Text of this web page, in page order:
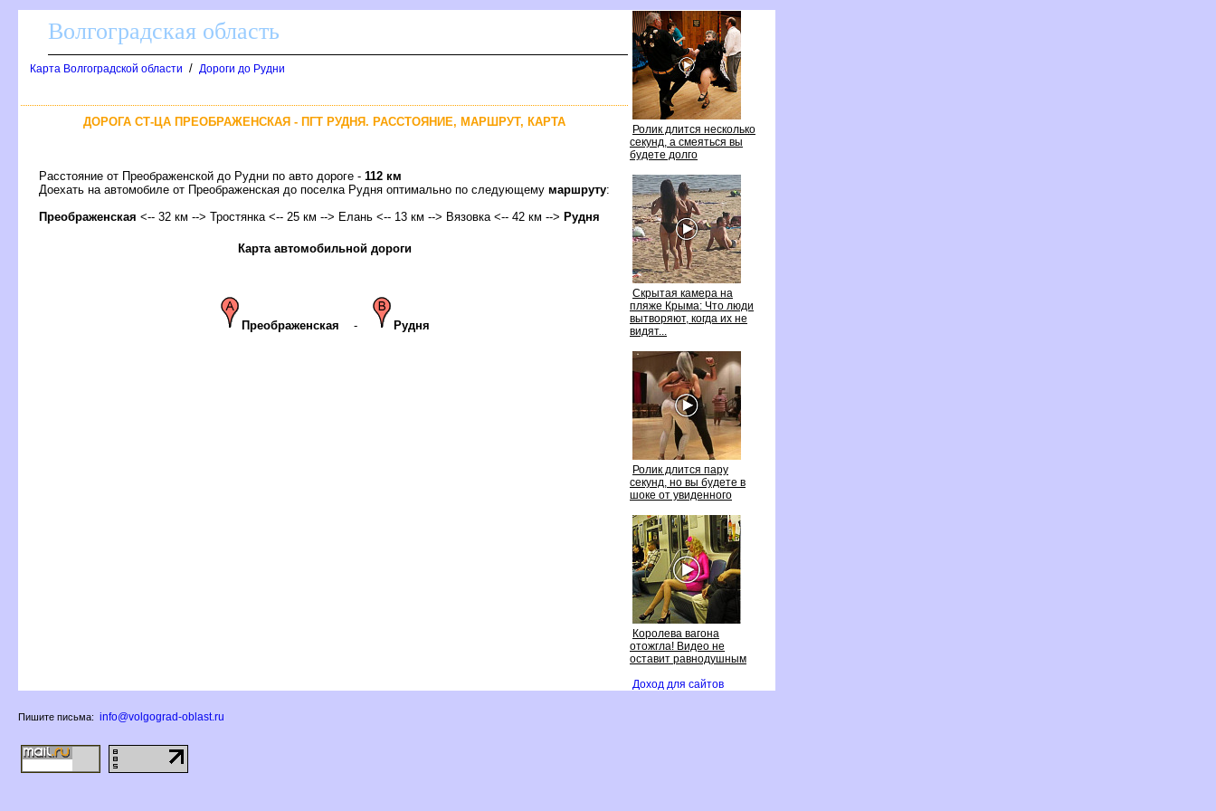
Ролик длится несколько
секунд, а смеяться вы
удете долго
Скрытая камера на
пляже Крыма: Что люди
ытворяют, когда их не
идят...
Ролик длится пару
секунд, но вы будете
шоке от увиденного
Королева вагона
отожгла! Видео не
оставит равнодушным
Доход для сайто
олгоградская область
Карта Волгоградской области / Дороги до Рудни
ДОРОГА СТ-ЦА ПРЕОБРАЖЕНСКАЯ - ПГТ РУДНЯ. РАССТОЯНИЕ, МАРШРУТ, КАРТА
Расстояние от Преображенской до Рудни по авто дороге - 112 км
Доехать на автомобиле от Преображенская до поселка Рудня оптимально по следующему маршруту:
Преображенская <-- 32 км --> Тростянка <-- 25 км --> Елань <-- 13 км --> Вязовка <-- 42 км --> Рудня
Карта автомобильной дороги
Преображенская - Рудня
Пишите письма: info@volgograd-oblast.ru